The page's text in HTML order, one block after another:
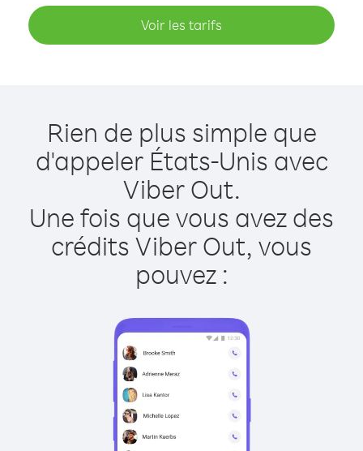
Voir les tarifs
Rien de plus simple que
d'appeler États-Unis avec
Viber Out.
Une fois que vous avez des
crédits Viber Out, vous
pouvez :